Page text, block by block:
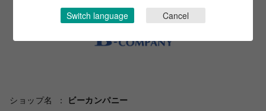
ショップ名
ビーカンパニー
Switch language Cancel